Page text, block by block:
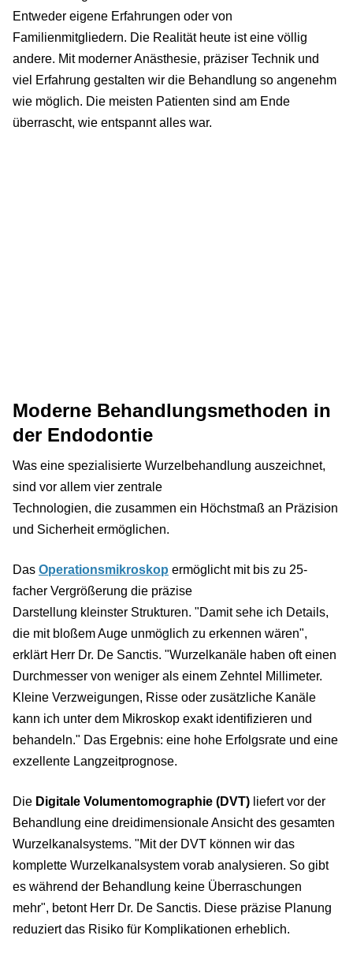
Entweder eigene Erfahrungen oder von
Familienmitgliedern. Die Realität heute ist eine völlig
andere. Mit moderner Anästhesie, präziser Technik und
viel Erfahrung gestalten wir die Behandlung so angenehm
wie möglich. Die meisten Patienten sind am Ende
überrascht, wie entspannt alles war.
Moderne Behandlungsmethoden in
der Endodontie
Was eine spezialisierte Wurzelbehandlung auszeichnet,
sind vor allem vier zentrale
Technologien, die zusammen ein Höchstmaß an Präzision
und Sicherheit ermöglichen.
Das Operationsmikroskop ermöglicht mit bis zu 25-
facher Vergrößerung die präzise
Darstellung kleinster Strukturen. "Damit sehe ich Details,
die mit bloßem Auge unmöglich zu erkennen wären",
erklärt Herr Dr. De Sanctis. "Wurzelkanäle haben oft einen
Durchmesser von weniger als einem Zehntel Millimeter.
Kleine Verzweigungen, Risse oder zusätzliche Kanäle
kann ich unter dem Mikroskop exakt identifizieren und
behandeln." Das Ergebnis: eine hohe Erfolgsrate und eine
exzellente Langzeitprognose.
Die Digitale Volumentomographie (DVT) liefert vor der
Behandlung eine dreidimensionale Ansicht des gesamten
Wurzelkanalsystems. "Mit der DVT können wir das
komplette Wurzelkanalsystem vorab analysieren. So gibt
es während der Behandlung keine Überraschungen
mehr", betont Herr Dr. De Sanctis. Diese präzise Planung
reduziert das Risiko für Komplikationen erheblich.